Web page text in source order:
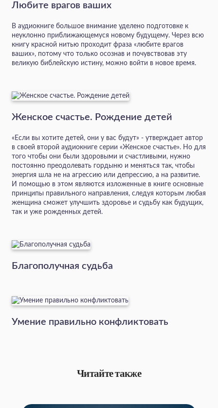
Любите врагов ваших
В аудиокниге большое внимание уделено подготовке к
неуклонно приближающемуся новому будущему. Через всю
книгу красной нитью проходит фраза «любите врагов
ваших», потому что только осознав и почувствовав эту
великую библейскую истину, можно войти в новое время.
Женское счастье. Рождение детей
«Если вы хотите детей, они у вас будут» - утверждает автор
в своей второй аудиокниге серии «Женское счастье». Но для
того чтобы они были здоровыми и счастливыми, нужно
постоянно преодолевать гордыню и меняться так, чтобы
энергия шла не на агрессию или депрессию, а на развитие.
И помощью в этом являются изложенные в книге основные
принципы правильного направления, следуя которым любая
женщина сможет улучшить здоровье и судьбу как будущих,
так и уже рожденных детей.
Благополучная судьба
Умение правильно конфликтовать
Читайте также